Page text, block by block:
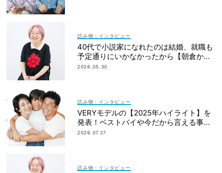
読み物・インタビュー
40代で小説家になれたのは結婚、就職も
予定通りにいかなかったから【朝倉かす
みさん】
2026.05.30
読み物・インタビュー
VERYモデルの【2025年ハイライト】を
発表！ベストバイや今だから言える事件
簿も大公開
2026.07.27
読み物・インタビュー